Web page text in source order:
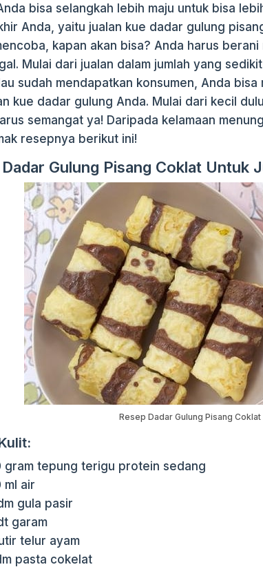
bisa selangkah lebih maju untuk bisa
Anda, yaitu jualan kue dadar gulung
kapan akan bisa? Anda harus
Mulai dari jualan dalam jumlah yang
sudah mendapatkan konsumen, Anda
kue dadar gulung Anda. Mulai dari kecil
semangat ya! Daripada kelamaan
resepnya berikut ini!
Gulung Pisang Coklat Untuk
Resep Dadar Gulung Pisang Coklat
gram tepung terigu protein sedang
ml air
gula pasir
garam
telur ayam
pasta cokelat